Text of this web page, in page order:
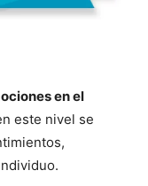
en el
este nivel se